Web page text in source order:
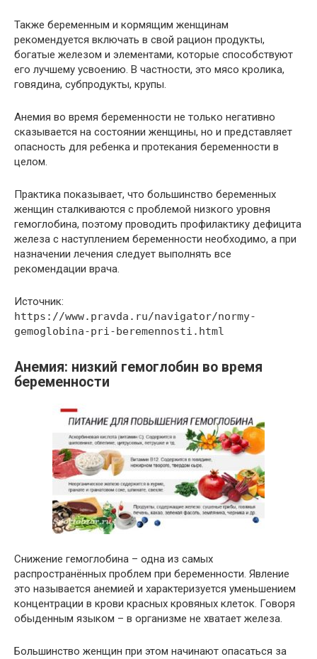
Также беременным и кормящим женщинам
рекомендуется включать в свой рацион продукты,
богатые железом и элементами, которые способствуют
его лучшему усвоению. В частности, это мясо кролика,
говядина, субпродукты, крупы.
Анемия во время беременности не только негативно
сказывается на состоянии женщины, но и представляет
опасность для ребенка и протекания беременности в
целом.
Практика показывает, что большинство беременных
женщин сталкиваются с проблемой низкого уровня
гемоглобина, поэтому проводить профилактику дефицита
железа с наступлением беременности необходимо, а при
назначении лечения следует выполнять все
рекомендации врача.
Источник:
https://www.pravda.ru/navigator/normy-
gemoglobina-pri-beremennosti.html
Анемия: низкий гемоглобин во время
беременности
Снижение гемоглобина – одна из самых
распространённых проблем при беременности. Явление
это называется анемией и характеризуется уменьшением
концентрации в крови красных кровяных клеток. Говоря
обыденным языком – в организме не хватает железа.
Большинство женщин при этом начинают опасаться за